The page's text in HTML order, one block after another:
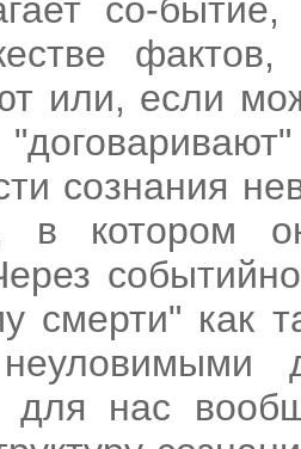
со-
фактов,
или, если
сознания
в котором
смерти" как
для нас